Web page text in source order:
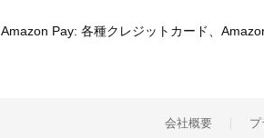
Amazon Pay: 各種クレジットカード、
会社概要